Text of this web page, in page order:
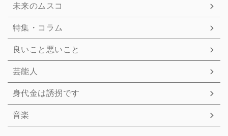
未来のムスコ
特集・コラム
良いこと悪いこと
芸能人
身代金は誘拐です
音楽